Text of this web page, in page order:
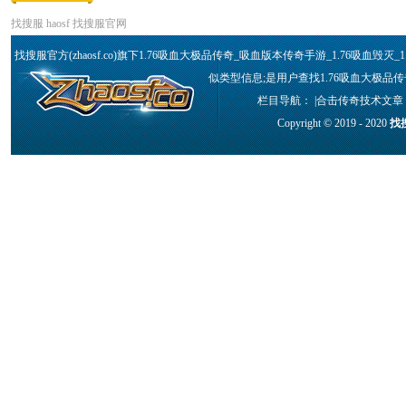
找搜服 haosf 找搜服官网
找搜服官方(zhaosf.co)旗下1.76吸血大极品传奇_吸血版本传奇手游_1.76吸血毁
似类型信息;是用户查找1.76吸血大极品
栏目导航： |合击传奇技术文章
Copyright © 2019 - 2020找